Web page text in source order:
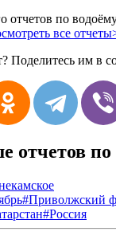
отчетов по
все
Поделитесь им в
отчетов по
#Приволжский
#Россия